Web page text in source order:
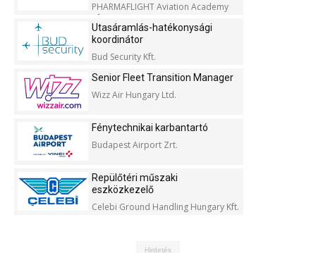
PHARMAFLIGHT Aviation Academy
Kft.
Utasáramlás-hatékonysági
koordinátor
Bud Security Kft.
Senior Fleet Transition Manager
Wizz Air Hungary Ltd.
Fénytechnikai karbantartó
Budapest Airport Zrt.
Repülőtéri műszaki
eszközkezelő
Celebi Ground Handling Hungary Kft.
Hirdetés